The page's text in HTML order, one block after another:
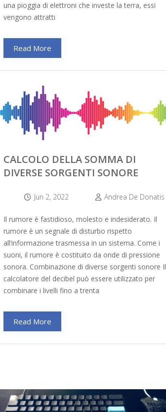
una pioggia di elettroni che investe la terra, essi
vengono attratti
Read More
CALCOLO DELLA SOMMA DI
DIVERSE SORGENTI SONORE
Jun 2, 2022 Andrea De Donatis
Il rumore è fastidioso, molesto e indesiderato. Il
rumore è un segnale di disturbo rispetto
all’informazione trasmessa in un sistema. Come i
suoni, il rumore è costituito da onde di pressione
sonora. Combinazione di diverse sorgenti sonore Il
calcolatore del decibel può essere utilizzato per
combinare i livelli fino a trenta
Read More